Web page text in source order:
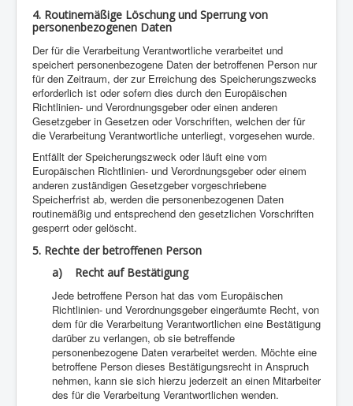
4. Routinemäßige Löschung und Sperrung von
personenbezogenen Daten
Der für die Verarbeitung Verantwortliche verarbeitet und
speichert personenbezogene Daten der betroffenen Person nur
für den Zeitraum, der zur Erreichung des Speicherungszwecks
erforderlich ist oder sofern dies durch den Europäischen
Richtlinien- und Verordnungsgeber oder einen anderen
Gesetzgeber in Gesetzen oder Vorschriften, welchen der für
die Verarbeitung Verantwortliche unterliegt, vorgesehen wurde.
Entfällt der Speicherungszweck oder läuft eine vom
Europäischen Richtlinien- und Verordnungsgeber oder einem
anderen zuständigen Gesetzgeber vorgeschriebene
Speicherfrist ab, werden die personenbezogenen Daten
routinemäßig und entsprechend den gesetzlichen Vorschriften
gesperrt oder gelöscht.
5. Rechte der betroffenen Person
a) Recht auf Bestätigung
Jede betroffene Person hat das vom Europäischen
Richtlinien- und Verordnungsgeber eingeräumte Recht, von
dem für die Verarbeitung Verantwortlichen eine Bestätigung
darüber zu verlangen, ob sie betreffende
personenbezogene Daten verarbeitet werden. Möchte eine
betroffene Person dieses Bestätigungsrecht in Anspruch
nehmen, kann sie sich hierzu jederzeit an einen Mitarbeiter
des für die Verarbeitung Verantwortlichen wenden.